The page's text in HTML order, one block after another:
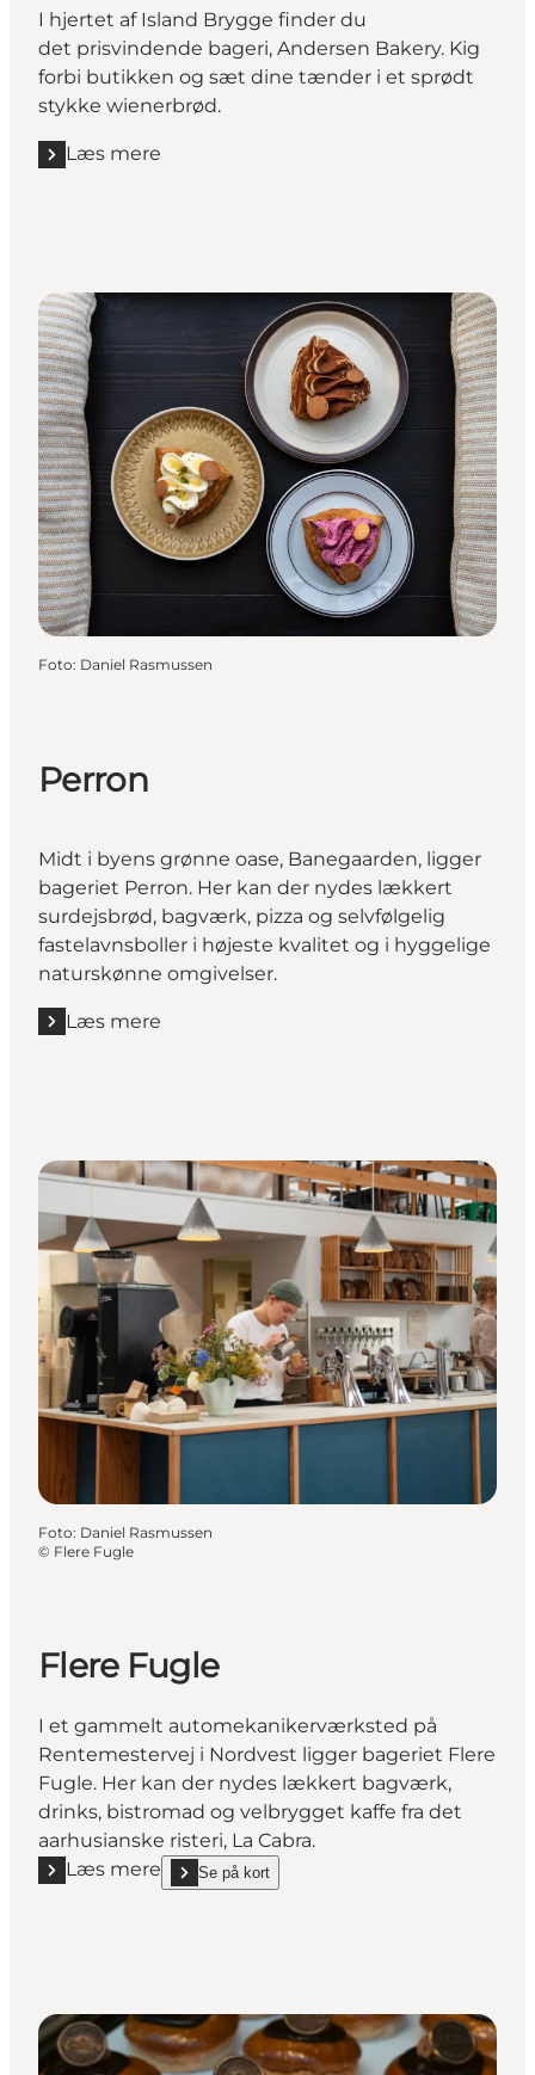
I hjertet af Island Brygge finder du
det prisvindende bageri, Andersen Bakery. Kig
forbi butikken og sæt dine tænder i et sprødt
stykke wienerbrød.
Læs mere
Læs mere "Andersen Bakery"
Foto: Daniel Rasmussen
Perron
Midt i byens grønne oase, Banegaarden, ligger
bageriet Perron. Her kan der nydes lækkert
surdejsbrød, bagværk, pizza og selvfølgelig
fastelavnsboller i højeste kvalitet og i hyggelige
naturskønne omgivelser.
Læs mere
Læs mere "Perron"
Foto: Daniel Rasmussen
© Flere Fugle
Flere Fugle
I et gammelt automekanikerværksted på
Rentemestervej i Nordvest ligger bageriet Flere
Fugle. Her kan der nydes lækkert bagværk,
drinks, bistromad og velbrygget kaffe fra det
aarhusianske risteri, La Cabra.
Læs mere
Læs mere "Flere Fugle"
Se på kort
show Flere Fugle on_map